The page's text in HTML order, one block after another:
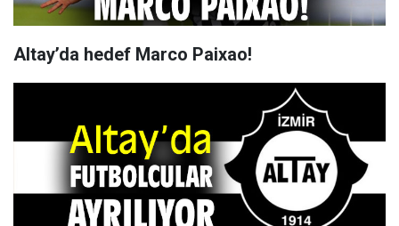
Altay’da hedef Marco Paixao!